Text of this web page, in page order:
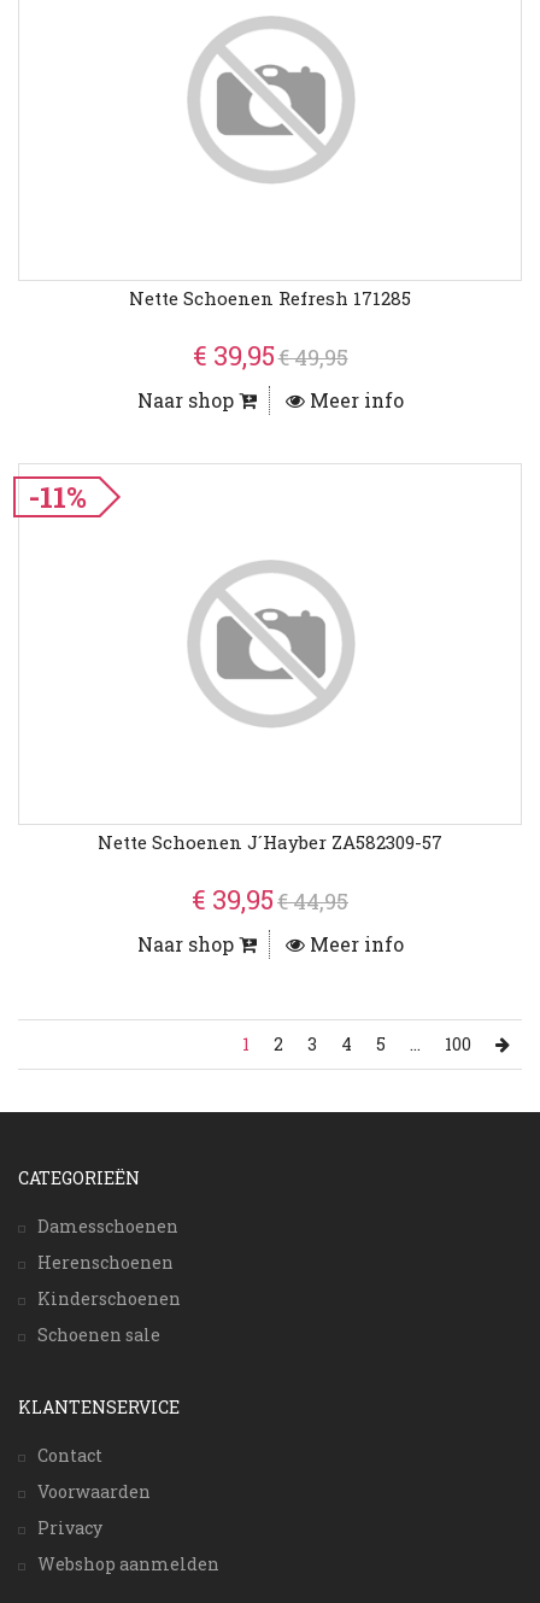
Nette Schoenen Refresh 171285
€ 39,95€ 49,95
Naar shop Meer info
-11%
Nette Schoenen J´hayber ZA582309-57
€ 39,95€ 44,95
Naar shop Meer info
1 2 3 4 5 ... 100
CATEGORIEËN
Damesschoenen
Herenschoenen
Kinderschoenen
Schoenen sale
KLANTENSERVICE
Contact
Voorwaarden
Privacy
Webshop aanmelden